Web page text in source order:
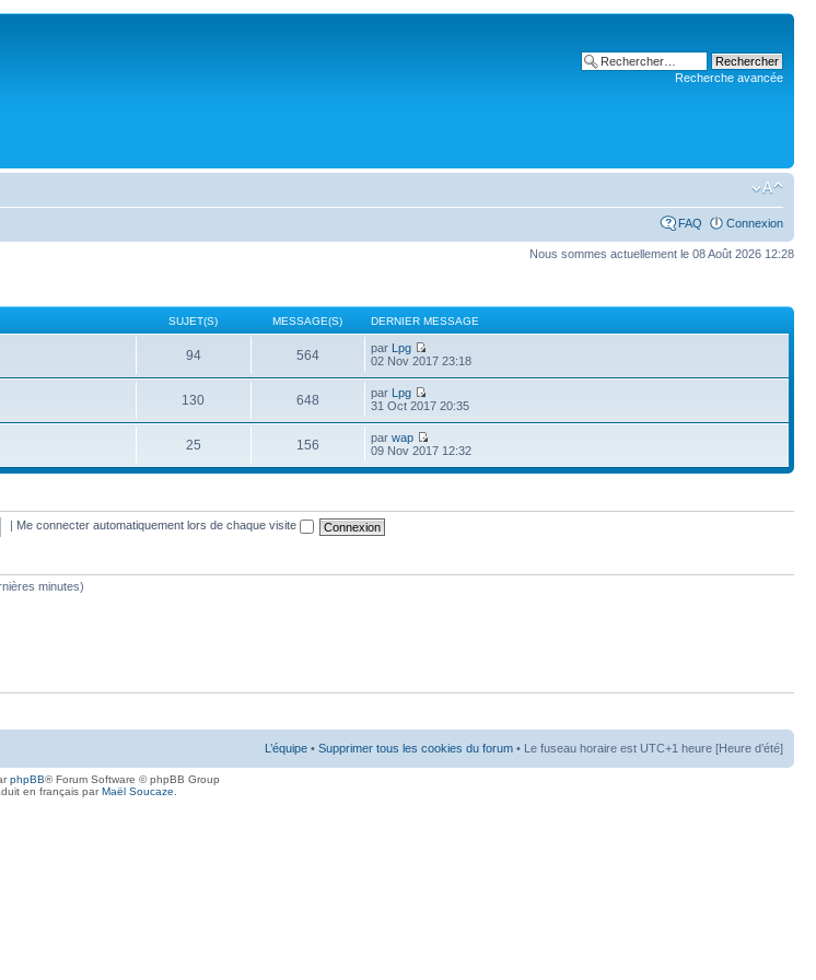
Recherche avancée
FAQ Connexion
Nous sommes actuellement le 08 Août 2026 12:28
SUJET(S) MESSAGE(S) DERNIER MESSAGE
94 564 par Lpg
02 Nov 2017 23:18
130 648 par Lpg
31 Oct 2017 20:35
25 156 parwap
09 Nov 2017 12:32
Me connecter automatiquement lors de chaque visite
minutes)
L’équipe • Supprimer tous les cookies du forum • Le fuseau horaire est UTC+1 heure [Heure d’été]
phpBB® Forum Software © phpBB Group
en français parMaël Soucaze